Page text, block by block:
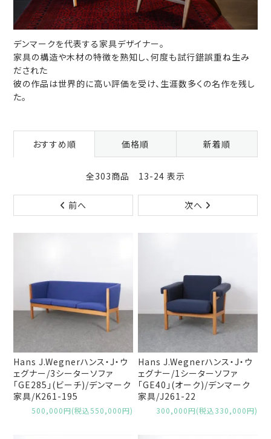
デンマークを代表する家具デザイナー。
家具の構造や木材の特徴を熟知し、何度も試行錯誤重ね生み
だされた
彼の作品は世界的に高い評価を受け、生涯数多くの名作を残し
た。
おすすめ順 価格順 新着順
全303商品 13-24 表示
前へ 次へ
Hans J.Wegnerハンス・J・ウ
ェグナー/3シーターソファ
「GE285」(ビーチ)/デンマーク
家具/K261-195
500,000円(税込550,000円)
Hans J.Wegnerハンス・J・ウ
ェグナー/1シーターソファ
「GE40」(オーク)/デンマーク
家具/J261-22
300,000円(税込330,000円)